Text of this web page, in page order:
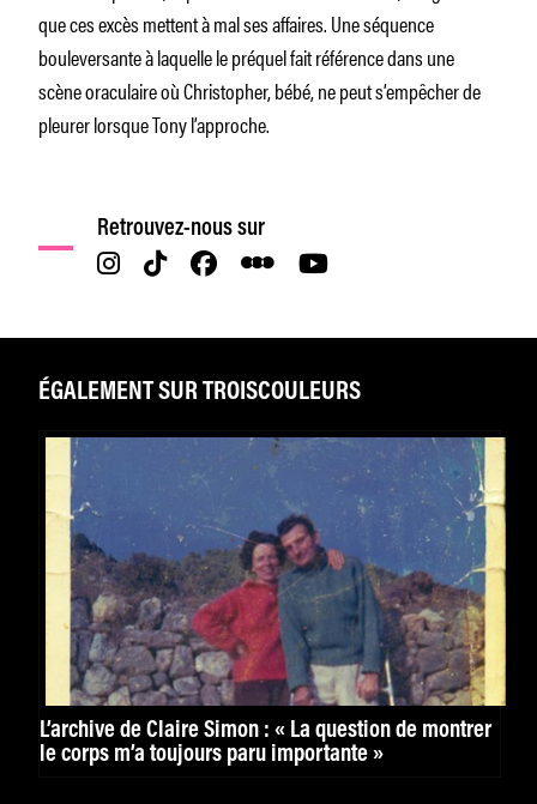
que ces excès mettent à mal ses affaires. Une séquence
bouleversante à laquelle le préquel fait référence dans une
scène oraculaire où Christopher, bébé, ne peut s’empêcher de
pleurer lorsque Tony l’approche.
Retrouvez-nous sur
ÉGALEMENT SUR TROISCOULEURS
L’archive de Claire Simon : « La question de montrer
le corps m’a toujours paru importante »